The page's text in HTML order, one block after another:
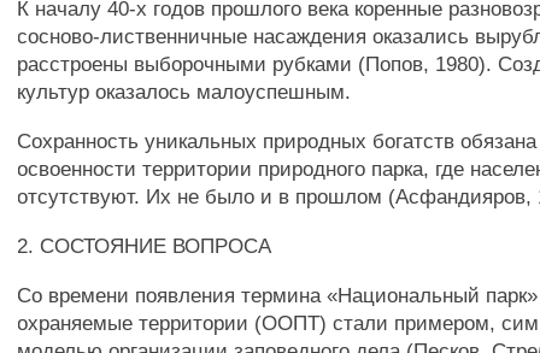
К началу 40-х годов прошлого века коренные
сосново-лиственничные насаждения оказались
расстроены выборочными рубками (Попов, 1980).
культур оказалось малоуспешным.
Сохранность уникальных природных богатств
освоенности территории природного парка, где
отсутствуют. Их не было и в прошлом (Асфандияров,
2. СОСТОЯНИЕ ВОПРОСА
Со времени появления термина «Национальный парк»
охраняемые территории (ООПТ) стали примером,